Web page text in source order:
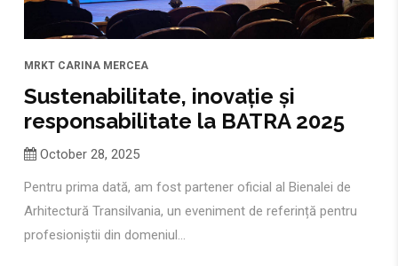
MRKT CARINA MERCEA
Sustenabilitate, inovație și
responsabilitate la BATRA 2025
October 28, 2025
Pentru prima dată, am fost partener oficial al Bienalei de
Arhitectură Transilvania, un eveniment de referință pentru
profesioniștii din domeniul...